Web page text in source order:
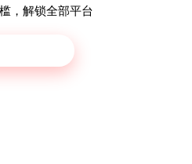
，解锁全部平台